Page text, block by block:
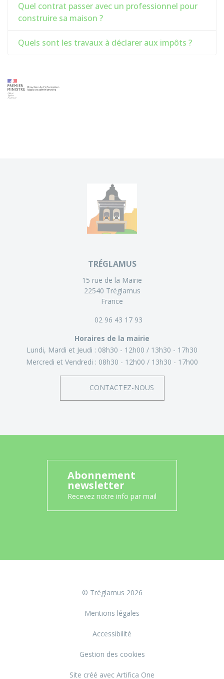
Quel contrat passer avec un professionnel pour
construire sa maison ?
Quels sont les travaux à déclarer aux impôts ?
TRÉGLAMUS
15 rue de la Mairie
22540 Tréglamus
France
02 96 43 17 93
Horaires de la mairie
Lundi, Mardi et Jeudi : 08h30 - 12h00
13h30 - 17h30
Mercredi et Vendredi : 08h30 - 12h00 13h30 - 17h00
CONTACTEZ-NOUS
Abonnement
newsletter
Recevez notre info par mail
© Tréglamus 2026
Mentions légales
Accessibilité
Gestion des cookies
Site créé avec Artifica One